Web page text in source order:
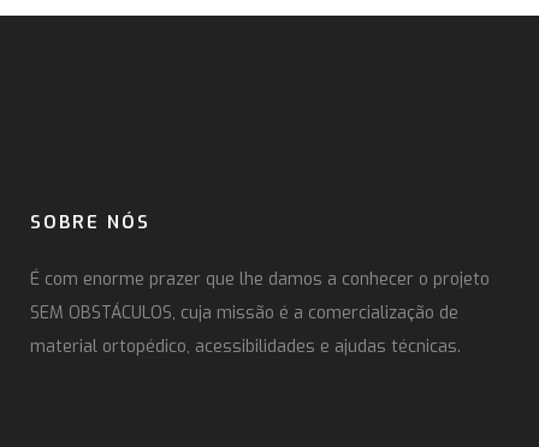
SOBRE NÓS
É com enorme prazer que lhe damos a conhecer o projeto
SEM OBSTÁCULOS, cuja missão é a comercialização de
material ortopédico, acessibilidades e ajudas técnicas.